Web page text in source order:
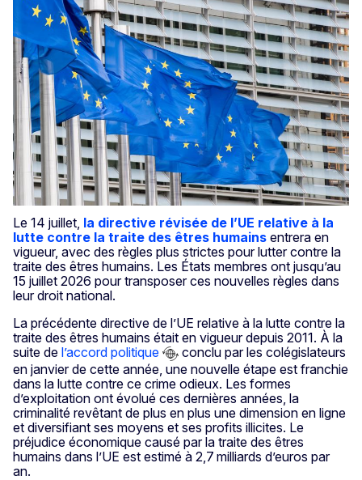
Le 14 juillet, la directive révisée de l’UE relative à la
lutte contre la traite des êtres humains entrera en
vigueur, avec des règles plus strictes pour lutter contre la
traite des êtres humains. Les États membres ont jusqu’au
15 juillet 2026 pour transposer ces nouvelles règles dans
leur droit national.
La précédente directive de l’UE relative à la lutte contre la
traite des êtres humains était en vigueur depuis 2011. À la
suite de l’accord politique
conclu par les colégislateurs
en janvier de cette année, une nouvelle étape est franchie
dans la lutte contre ce crime odieux. Les formes
d’exploitation ont évolué ces dernières années, la
criminalité revêtant de plus en plus une dimension en ligne
et diversifiant ses moyens et ses profits illicites. Le
préjudice économique causé par la traite des êtres
humains dans l’UE est estimé à 2,7 milliards d’euros par
an.